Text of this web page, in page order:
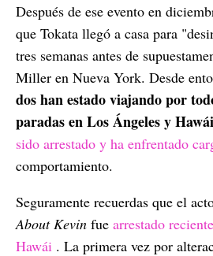
Después de ese evento en
que Tokata llegó a casa para
tres semanas antes de
Miller en Nueva York. Desde
dos han estado viajando por
paradas en Los Ángeles y Hawái
sido arrestado y ha enfrentado
comportamiento.
Seguramente recuerdas que el
About Kevin fue arrestado
Hawái . La primera vez por